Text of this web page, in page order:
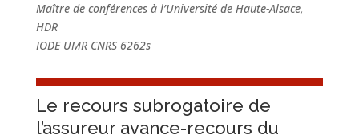
Maître de conférences à l’Université de Haute-Alsace,
HDR
IODE UMR CNRS 6262s
Le recours subrogatoire de
l’assureur avance-recours du